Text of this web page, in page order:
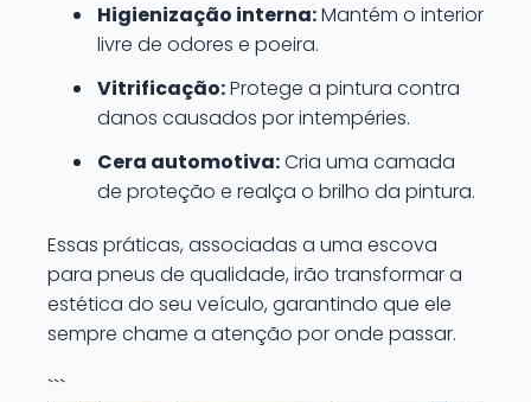
Higienização interna:Mantém o interior
livre de odores e poeira.
Vitrificação:Protege a pintura contra
danos causados por intempéries.
Cera automotiva:Cria uma camada
de proteção e realça o brilho da pintura.
Essas práticas, associadas a uma escova
para pneus de qualidade, irão transformar a
estética do seu veículo, garantindo que ele
sempre chame a atenção por onde passar.
```